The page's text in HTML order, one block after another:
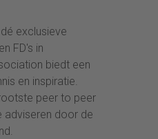
exclusieve
FD's in
biedt een
en inspiratie.
peer to peer
adviseren door de